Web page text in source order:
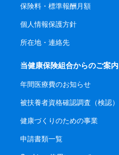
保険料・標準報酬月額
個人情報保護方針
所在地・連絡先
当健康保険組合からのご案内
年間医療費のお知らせ
被扶養者資格確認調査（検認）
健康づくりのための事業
申請書類一覧